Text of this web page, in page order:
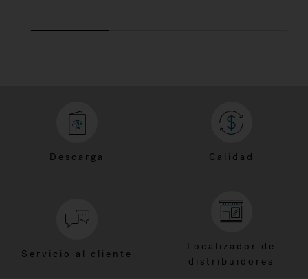
Descarga Calidad
Servicio al cliente
Localizador de
distribuidores